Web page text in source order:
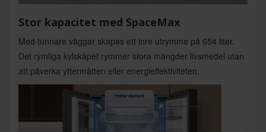
Stor kapacitet med SpaceMax
Med tunnare väggar skapas ett inre utrymme på 654 liter.
Det rymliga kylskåpet rymmer stora mängder livsmedel utan
att påverka yttermåtten eller energieffektiviteten.